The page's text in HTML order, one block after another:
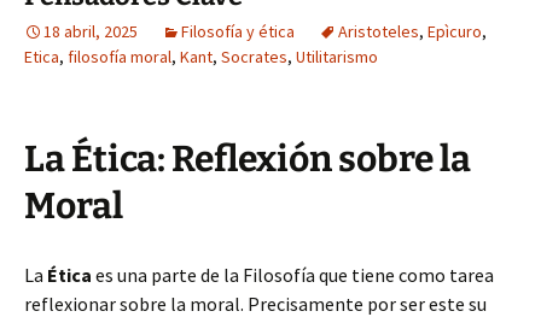
18 abril, 2025 Filosofía y ética Aristoteles, Epìcuro,
Etica, filosofía moral, Kant, Socrates, Utilitarismo
La Ética: Reflexión sobre la
Moral
La Ética es una parte de la Filosofía que tiene como tarea
reflexionar sobre la moral. Precisamente por ser este su